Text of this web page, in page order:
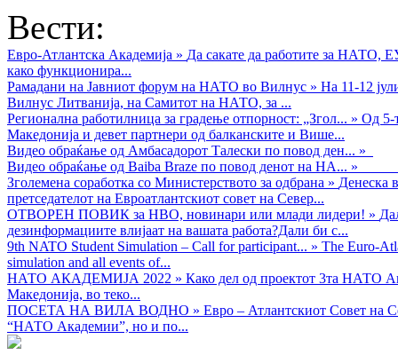
Вести:
Евро-Атлантска Академија » Да сакате да работите за НАТО,
како функционира...
Рамадани на Јавниот форум на НАТО во Вилнус » На 11-12
Вилнус Литванија, на Самитот на НАТО, за ...
Регионална работилница за градење отпорност: „Згол... » Од 5-
Македонија и девет партнери од балканските и Више...
Видео обраќањe од Амбасадорот Талески по повод ден... »
Видео обраќање од Baiba Braze по повод денот на НА... »
Зголемена соработка со Министерството за одбрана » Денеска
претседателот на Евроатлантскиот совет на Север...
ОТВОРЕН ПОВИК за НВО, новинари или млади лидери! »
дезинформациите влијаат на вашата работа?Дали би с...
9th NATO Student Simulation – Call for participant... » The Euro-
simulation and all events of...
НАТО АКАДЕМИЈА 2022 » Како дел од проектот 3та НАТО
Македонија, во теко...
ПОСЕТА НА ВИЛА ВОДНО » Евро – Атлантскиот Совет на
“НАТО Академии”, но и по...